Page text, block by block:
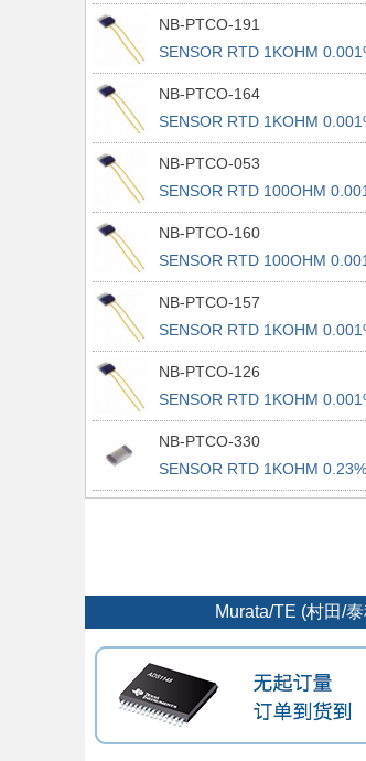
NB-PTCO-191
SENSOR RTD 1KOHM
NB-PTCO-164
SENSOR RTD 1KOHM
NB-PTCO-053
SENSOR RTD 100OHM
NB-PTCO-160
SENSOR RTD 100OHM
NB-PTCO-157
SENSOR RTD 1KOHM
NB-PTCO-126
SENSOR RTD 1KOHM
NB-PTCO-330
SENSOR RTD 1KOHM
Murata/TE (村田/